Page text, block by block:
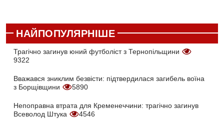
НАЙПОПУЛЯРНІШЕ
Трагічно загинув юний футболіст з Тернопільщини
9322
Вважався зниклим безвісти: підтвердилася загибель воїна
з Борщівщини
5890
Непоправна втрата для Кременеччини: трагічно загинув
Всеволод Штука
4546